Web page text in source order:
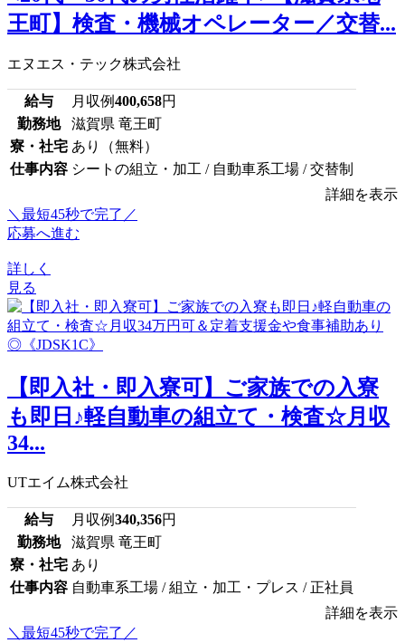
王町】検査・機械オペレーター／交替...
エヌエス・テック株式会社
給与 月収例400,658円
勤務地
滋賀県 竜王町
寮・社宅 あり（無料）
仕事内容 シートの組立・加工 / 自動車系工場 / 交替制
詳細を表示
＼最短45秒で完了／
応募へ進む
詳しく
見る
【即入社・即入寮可】ご家族での入寮
も即日♪軽自動車の組立て・検査☆月収
34...
UTエイム株式会社
給与 月収例340,356円
勤務地
滋賀県 竜王町
寮・社宅 あり
仕事内容 自動車系工場 / 組立・加工・プレス / 正社員
詳細を表示
＼最短45秒で完了／